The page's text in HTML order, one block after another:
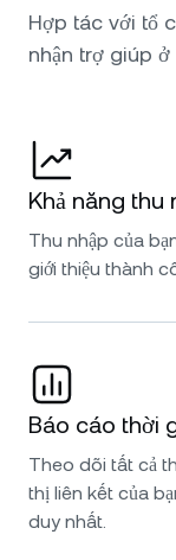
Hợp tác với tổ
nhận trợ giúp
Khả năng thu
Thu nhập của
giới thiệu thành
Báo cáo thời
Theo dõi tất cả
thị liên kết của
duy nhất.